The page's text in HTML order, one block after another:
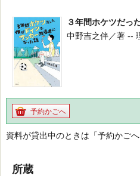
３年間ホケツだっ
中野吉之伴／著 --
予約かごへ
資料が貸出中のときは「予約かご
所蔵